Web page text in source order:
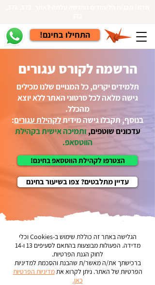
!התחילו בחינם
הרשמה לקורס עגורים
תלמידים יקרים, כל המנויים שלנו מכילים
גישה מלאה לכל סרטוני האתר ללא יוצא
מהכלל.
בנוסף, תקבלו גישה מידיתלקהילת עגורים:
עדכונים שוטפים, ותמיכה אישית בקהילת
הווטסאפ.
הצטרפו לקהילת הווטסאפ בחינם!
עדיין מתלבטים? צפו בשיעור בחינם
הגלישה באתר זה כוללת שימוש ב-Cookies וכלי
מדידה.
הפעולות מבוצעות בהתאם לסעיפים 13 ו-14
לחוק הגנת הפרטיות.
ברכישתך את/ה מאשר/ת שהבנת והסכמת למדיניות
הפרטיות של האתר. ניתן לקרוא אתמדיניות הפרטיות
כאן.